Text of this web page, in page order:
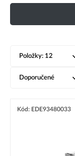
Položky: 12
Doporučené
Kód: EDE93480033